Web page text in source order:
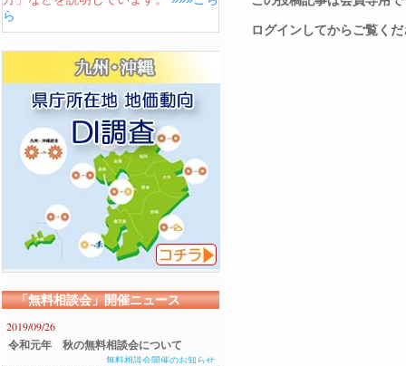
ログインしてからご覧く
ら
「無料相談会」開催ニュース
2019/09/26
令和元年 秋の無料相談会について
無料相談会開催のお知らせ